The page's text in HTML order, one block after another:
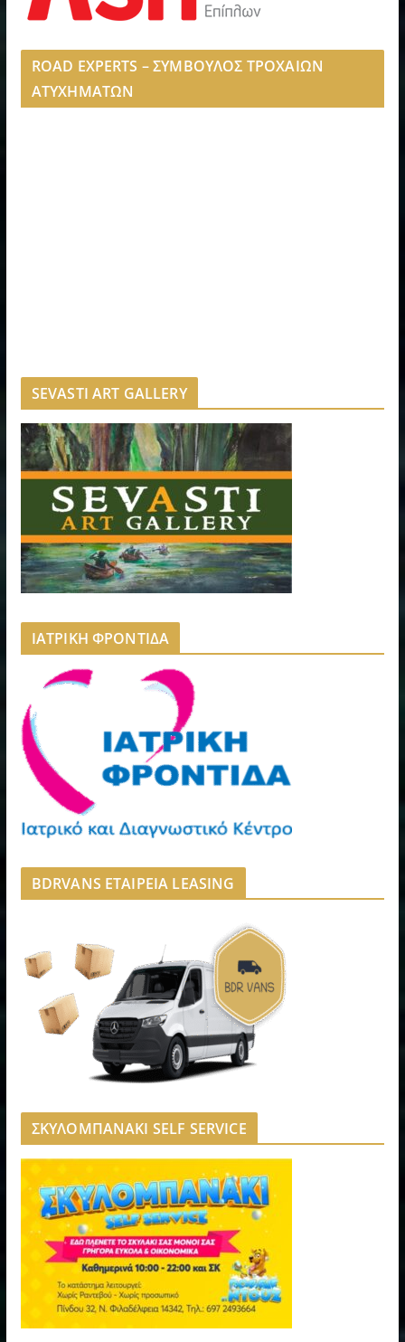
ROAD EXPERTS – ΣΥΜΒΟΥΛΟΣ ΤΡΟΧΑΙΩΝ
ΑΤΥΧΗΜΑΤΩΝ
SEVASTI ART GALLERY
ΙΑΤΡΙΚΗ ΦΡΟΝΤΙΔΑ
BDRVANS ΕΤΑΙΡΕΙΑ LEASING
ΣΚΥΛΟΜΠΑΝΑΚΙ SELF SERVICE